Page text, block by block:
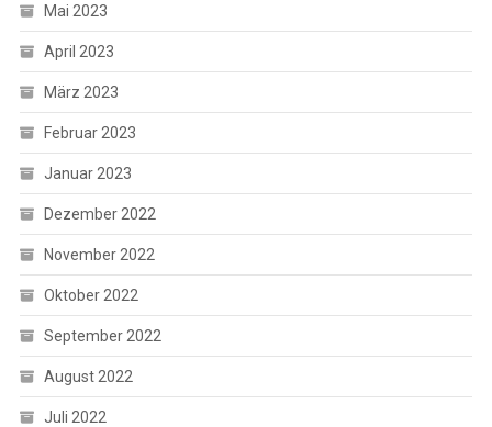
Mai 2023
April 2023
März 2023
Februar 2023
Januar 2023
Dezember 2022
November 2022
Oktober 2022
September 2022
August 2022
Juli 2022